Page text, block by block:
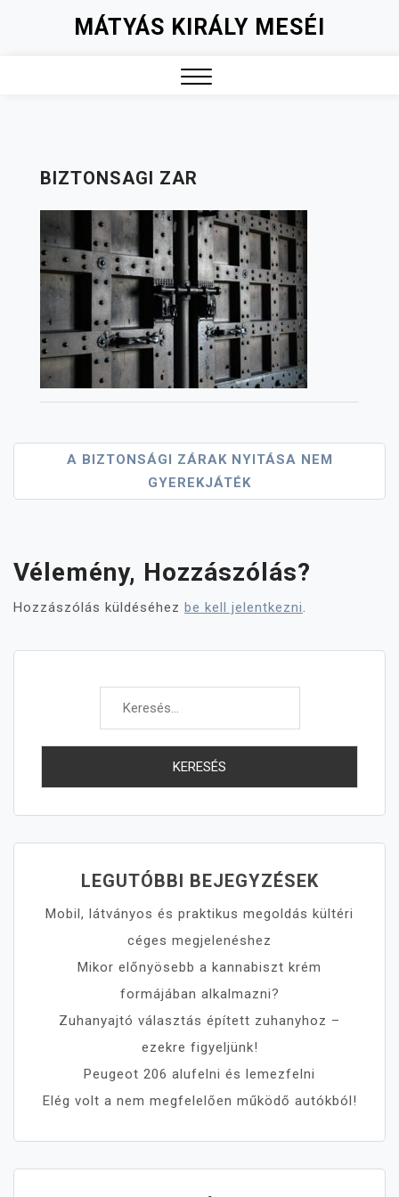
MÁTYÁS KIRÁLY MESÉI
BIZTONSAGI ZAR
Bejegyzés
Navigáció
A BIZTONSÁGI ZÁRAK NYITÁSA NEM
GYEREKJÁTÉK
Vélemény, Hozzászólás?
Hozzászólás küldéséhez be kell jelentkezni
Keresés:
LEGUTÓBBI BEJEGYZÉSEK
Mobil, látványos és praktikus megoldás kültéri
céges megjelenéshez
Mikor előnyösebb a kannabiszt krém
formájában alkalmazni?
Zuhanyajtó választás épített zuhanyhoz –
ezekre figyeljünk!
Peugeot 206 alufelni és lemezfelni
Elég volt a nem megfelelően működő autókból!